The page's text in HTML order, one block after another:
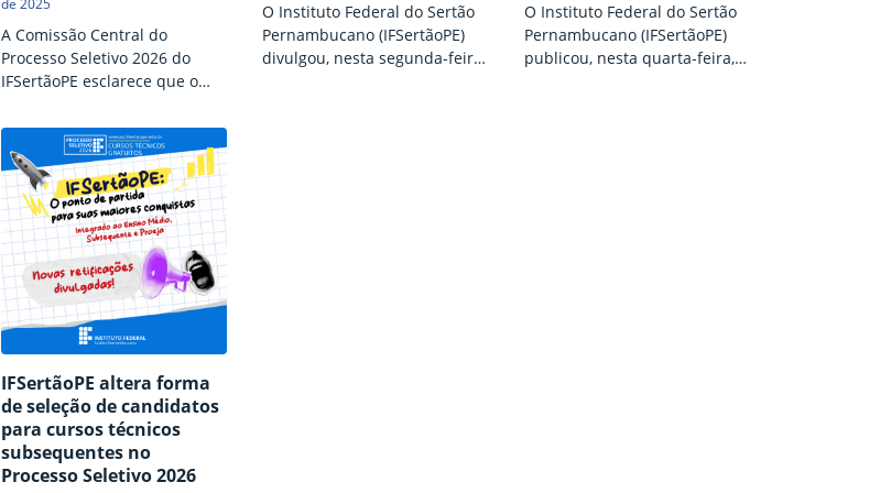
de 2025
A Comissão Central do
Processo Seletivo 2026 do
IFSertãoPE esclarece que o
divulgado na segunda-feira
(06) é referente apenas à
análise das notas do histórico
escolar dos candidatos. Antes
da divulgação do resultado
final do Processo Seletivo,
prevista para 22 de dezembro,
há outras etapas, tais como
análises relacionadas a
critérios de ações afirmativas
(cotas). Até amanhã (08),…
O Instituto Federal do Sertão
Pernambucano (IFSertãoPE)
divulgou, nesta segunda-feira
O Instituto Federal do Sertão
Pernambucano (IFSertãoPE)
publicou, nesta quarta-feira, a
IFSertãoPE altera forma
de seleção de candidatos
para cursos técnicos
subsequentes no
Processo Seletivo 2026